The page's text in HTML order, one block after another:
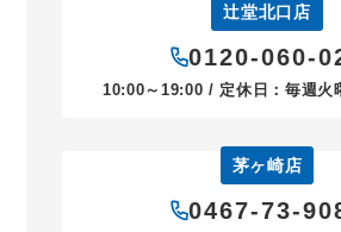
辻堂北口店
0120-060-
10:00～19:00 / 定休日：毎週火
茅ヶ崎店
0467-73-